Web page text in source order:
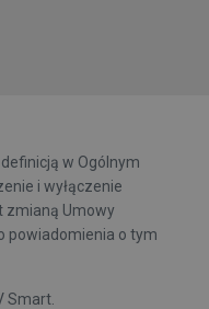
w Ogólnym
i wyłączenie
zmianą Umowy
powiadomienia o tym
Smart.